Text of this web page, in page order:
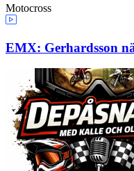
Motocross
EMX: Gerhardsson